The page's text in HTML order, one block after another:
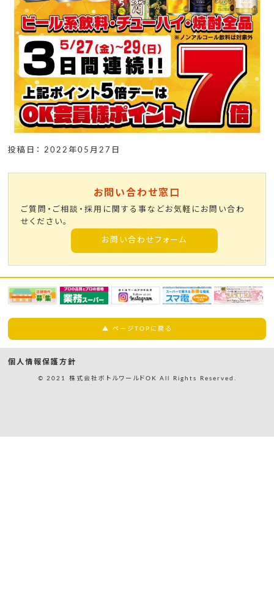
投稿日： 2022年05月27日
お問い合わせ窓口
ご質問・ご相談・採用に関する事などお気軽にお問い合わ
せください。
お問い合わせフォーム
▲ ページTOPに戻る
個人情報保護方針
© 2021 株式会社ボトルワールドOK All Rights Reserved.